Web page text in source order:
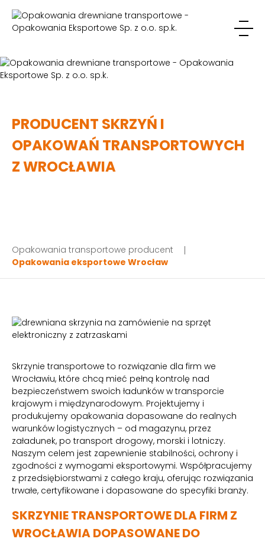
PRODUCENT SKRZYŃ I
OPAKOWAŃ TRANSPORTOWYCH
Z WROCŁAWIA
Opakowania transportowe producent
Opakowania eksportowe Wrocław
Skrzynie transportowe to rozwiązanie dla firm we
Wrocławiu, które chcą mieć pełną kontrolę nad
bezpieczeństwem swoich ładunków w transporcie
krajowym i międzynarodowym. Projektujemy i
produkujemy opakowania dopasowane do realnych
warunków logistycznych – od magazynu, przez
załadunek, po transport drogowy, morski i lotniczy.
Naszym celem jest zapewnienie stabilności, ochrony i
zgodności z wymogami eksportowymi. Współpracujemy
z przedsiębiorstwami z całego kraju, oferując rozwiązania
trwałe, certyfikowane i dopasowane do specyfiki branży.
SKRZYNIE TRANSPORTOWE DLA FIRM Z
WROCŁAWIA DOPASOWANE DO